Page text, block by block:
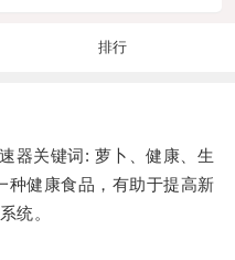
排行
关键词: 萝卜、健康、生
种健康食品，有助于提高新
统。